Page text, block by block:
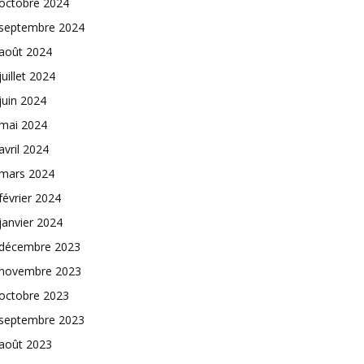
2024
2024
2024
2024
2024
2024
2024
2024
2024
2023
2023
2023
2023
2023